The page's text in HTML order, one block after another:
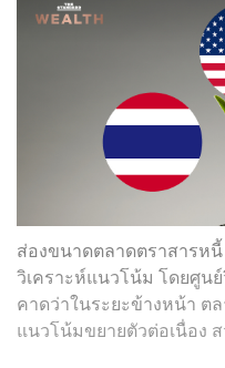
ส่องขนาดตลาดตราสารห
วิเคราะห์แนวโน้ม โดยศูน
คาดว่าในระยะข้างหน้า ต
แนวโน้มขยายตัวต่อเนื่อง